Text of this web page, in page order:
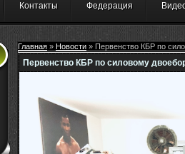
Контакты Федерация
Главная » Новости » Первенство КБР по
Первенство КБР по силовому